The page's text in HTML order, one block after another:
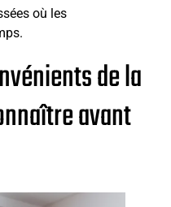
où les
de la
avant